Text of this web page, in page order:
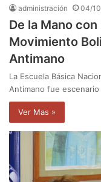
administración 04/
De la Mano
Movimiento
Antimano
La Escuela Básica
Antimano fue
Ver Mas »